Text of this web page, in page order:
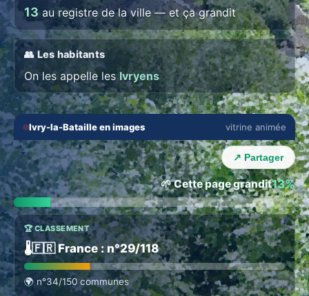
13 au registre de la ville — et ça grandit
👥 Les habitants
On les appelle lesIvryens
Ivry-la-Bataille en images vitrine animée
‹ ›
🔇 ⛶
↗ Partager
🌱 Cette page grandit13%
🏆 CLASSEMENT
🌡️🇫🇷 France : n°29/118
🌍 n°34/150 communes